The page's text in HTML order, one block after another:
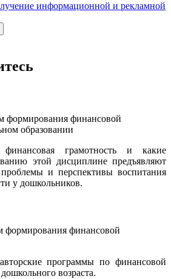
информационной и рекламной
формирования финансовой
образовании
грамотность и какие
этой дисциплине предъявляют
и перспективы воспитания
у дошкольников.
формирования финансовой
программы по финансовой
возраста.